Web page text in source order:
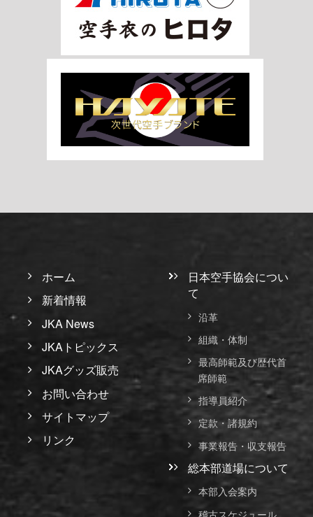
ホーム
新着情報
JKA News
JKAトピックス
JKAグッズ販売
お問い合わせ
サイトマップ
リンク
日本空手協会につい
て
沿革
組織・体制
最高師範及び歴代首
席師範
指導員紹介
定款・諸規約
事業報告・収支報告
総本部道場について
本部入会案内